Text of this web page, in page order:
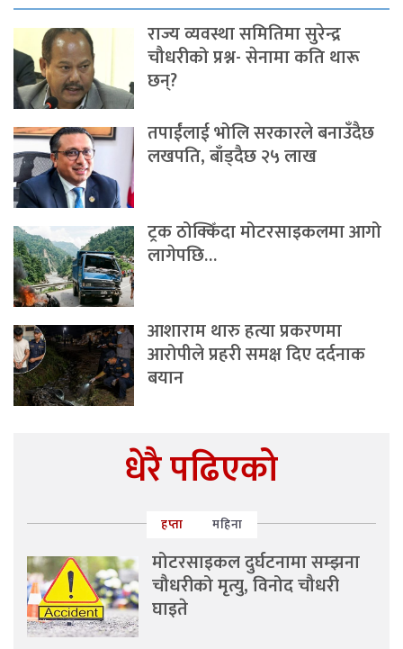
राज्य व्यवस्था समितिमा सुरेन्द्र
चौधरीको प्रश्न- सेनामा कति थारू
छन्?
तपाईंलाई भोलि सरकारले बनाउँदैछ
लखपति, बाँड्दैछ २५ लाख
ट्रक ठोक्किँदा मोटरसाइकलमा आगो
लागेपछि…
आशाराम थारु हत्या प्रकरणमा
आरोपीले प्रहरी समक्ष दिए दर्दनाक
बयान
धेरै पढिएको
हप्ता महिना
मोटरसाइकल दुर्घटनामा सम्झना
चौधरीको मृत्यु, विनोद चौधरी
घाइते